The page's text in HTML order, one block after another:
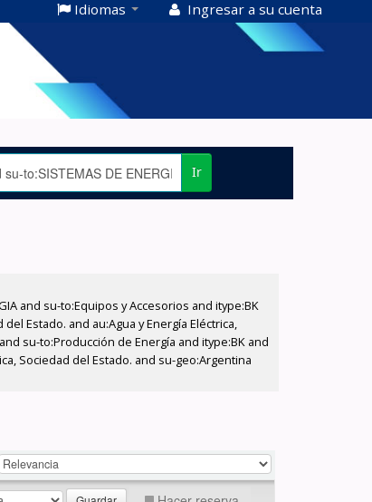
Idiomas Ingresar a su cuenta
Ir
and su-to:Equipos y Accesorios and itype:BK
Estado. and au:Agua y Energía Eléctrica,
su-to:Producción de Energía and itype:BK and
Sociedad del Estado. and su-geo:Argentina